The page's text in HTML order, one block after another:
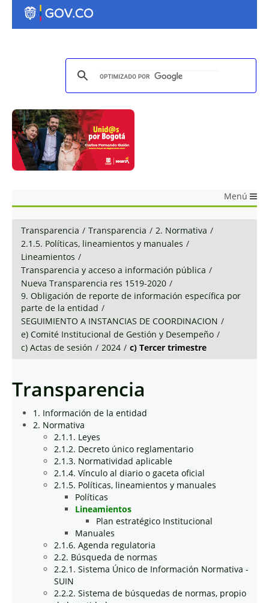
Menú
Transparencia / Transparencia / 2. Normativa /
2.1.5. Políticas, lineamientos y manuales /
Lineamientos /
Transparencia y acceso a información pública /
Nueva Transparencia res 1519-2020 /
9. Obligación de reporte de información específica por
parte de la entidad /
SEGUIMIENTO A INSTANCIAS DE COORDINACION /
e) Comité Institucional de Gestión y Desempeño /
c) Actas de sesión / 2024 / c) Tercer trimestre
Transparencia
1. Información de la entidad
2. Normativa
2.1.1. Leyes
2.1.2. Decreto único reglamentario
2.1.3. Normatividad aplicable
2.1.4. Vínculo al diario o gaceta oficial
2.1.5. Políticas, lineamientos y manuales
Políticas
Lineamientos
Plan estratégico Institucional
Manuales
2.1.6. Agenda regulatoria
2.2. Búsqueda de normas
2.2.1. Sistema Único de Información Normativa -
SUIN
2.2.2. Sistema de búsquedas de normas, propio